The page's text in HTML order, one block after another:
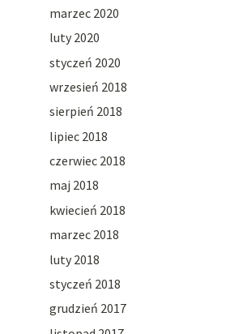
marzec 2020
luty 2020
styczeń 2020
wrzesień 2018
sierpień 2018
lipiec 2018
czerwiec 2018
maj 2018
kwiecień 2018
marzec 2018
luty 2018
styczeń 2018
grudzień 2017